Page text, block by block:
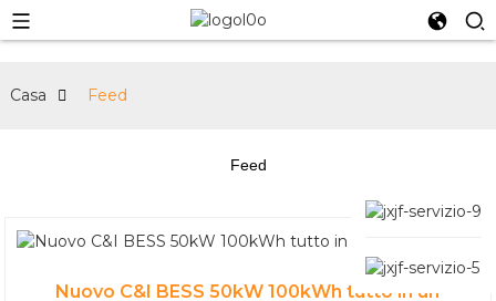
Casa Feed
Feed
Nuovo C&I BESS 50kW 100kWh tutto in un